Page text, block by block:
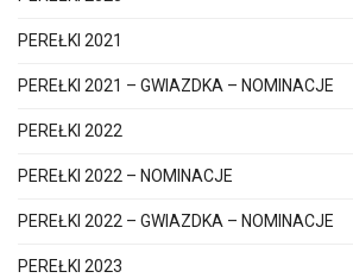
PEREŁKI 2021
PEREŁKI 2021 – GWIAZDKA – NOMINACJE
PEREŁKI 2022
PEREŁKI 2022 – NOMINACJE
PEREŁKI 2022 – GWIAZDKA – NOMINACJE
PEREŁKI 2023